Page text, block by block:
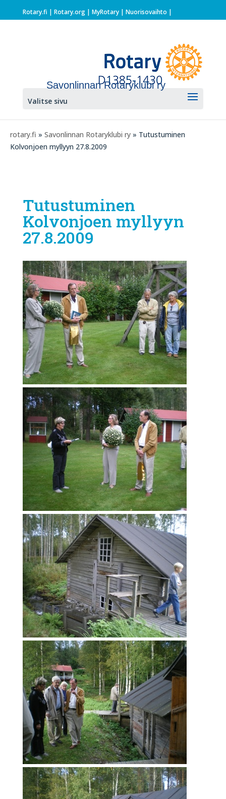
Rotary.fi | Rotary.org| MyRotary | Nuorisovaihto |
Savonlinnan Rotaryklubi ry
Valitse sivu
rotary.fi » Savonlinnan Rotaryklubi ry » Tutustuminen
Kolvonjoen myllyyn 27.8.2009
Tutustuminen
Kolvonjoen myllyyn
27.8.2009